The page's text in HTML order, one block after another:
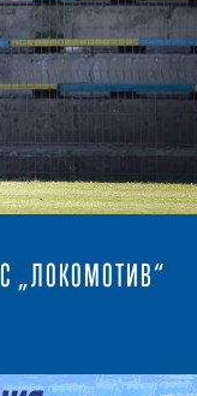
„ЛОКОМОТИВ“